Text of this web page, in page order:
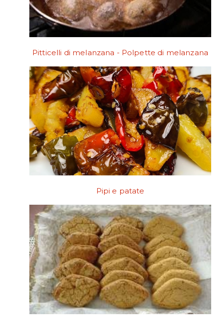
Pitticelli di melanzana - Polpette di melanzana
Pipi e patate